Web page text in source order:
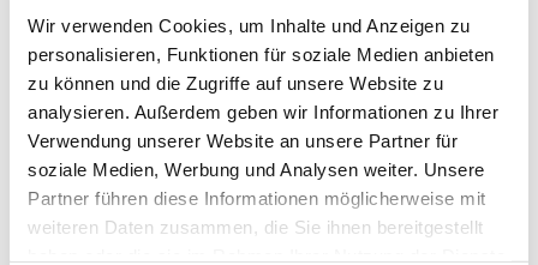
Wir verwenden Cookies, um Inhalte und Anzeigen zu
personalisieren, Funktionen für soziale Medien anbieten
zu können und die Zugriffe auf unsere Website zu
analysieren. Außerdem geben wir Informationen zu Ihrer
Verwendung unserer Website an unsere Partner für
soziale Medien, Werbung und Analysen weiter. Unsere
Partner führen diese Informationen möglicherweise mit
weiteren Daten zusammen, die Sie ihnen bereitgestellt